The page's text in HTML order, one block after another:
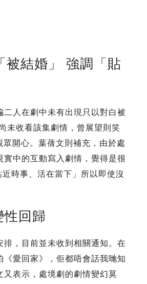
被結婚」 強調「貼
人在劇中未有出現只以對白被
未收看該集劇情，曾展望則笑
開心。葉蒨文則補充，由於處
中的互動寫入劇情，覺得是很
時事、活在當下」所以即使沒
性回歸
，目前並未收到相關通知。在
《愛回家》，佢都唔會話我哋知
表示，處境劇的劇情變幻莫